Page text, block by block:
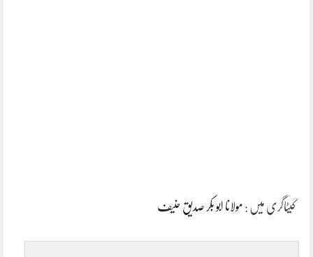
کیٹاگری میں : مولانا ابو بکر صدیق حنیف